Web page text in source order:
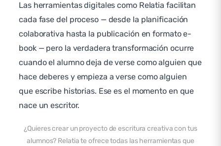
Las herramientas digitales como Relatia facilitan
cada fase del proceso — desde la planificación
colaborativa hasta la publicación en formato e-
book — pero la verdadera transformación ocurre
cuando el alumno deja de verse como alguien que
hace deberes y empieza a verse como alguien
que escribe historias. Ese es el momento en que
nace un escritor.
¿Quieres crear un proyecto de escritura creativa con tus
alumnos? Relatia te ofrece todas las herramientas que